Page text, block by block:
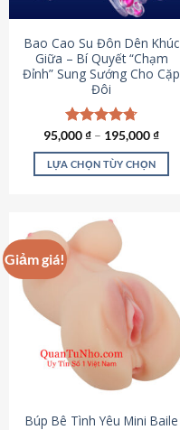
Bao Cao Su Đôn Dên Khúc
Giữa – Bí Quyết “Chạm
Đỉnh” Sung Sướng Cho Cặp
Đôi
Được xếp
hạng4.70
5 sao
95,000₫ – 195,000₫
LỰA CHỌN TÙY CHỌN
này
nhiều
biến
thể.
chọn
thể
Giảm giá!
Búp Bê Tình Yêu Mini Baile